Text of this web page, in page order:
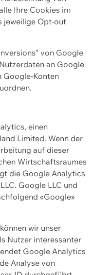
Ihre Cookies im
jeweilige Opt-out
von Google
an Google
Google-Konten
einen
Limited. Wenn der
auf dieser
Wirtschaftsraumes
die Google Analytics
Google LLC und
«Google»
wir unser
Nutzer interessanter
Google Analytics
Analyse von